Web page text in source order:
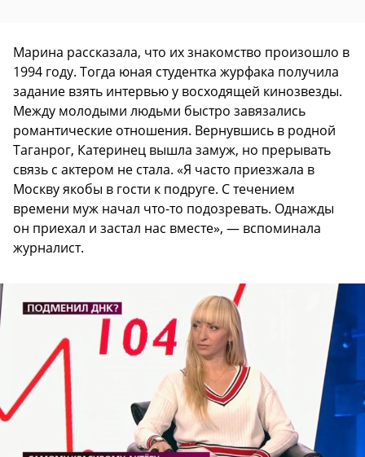
Марина рассказала, что их знакомство произошло в
1994 году. Тогда юная студентка журфака получила
задание взять интервью у восходящей кинозвезды.
Между молодыми людьми быстро завязались
романтические отношения. Вернувшись в родной
Таганрог, Катеринец вышла замуж, но прерывать
связь с актером не стала. «Я часто приезжала в
Москву якобы в гости к подруге. С течением
времени муж начал что-то подозревать. Однажды
он приехал и застал нас вместе», — вспоминала
журналист.